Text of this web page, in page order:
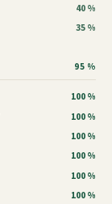
40 %
35 %
95 %
100 %
100 %
100 %
100 %
100 %
100 %